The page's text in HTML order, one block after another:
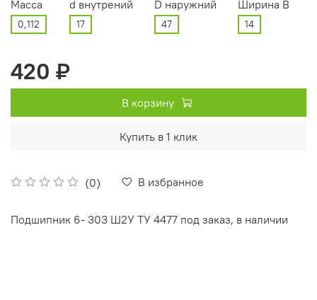
(0) В избранное
Масса
0,112
d внутрений
17
D наружний
47
Ширина В
14
420 ₽
В корзину
Купить в 1 клик
Подшипник 6- 303 Ш2У ТУ 4477 под заказ, в наличии